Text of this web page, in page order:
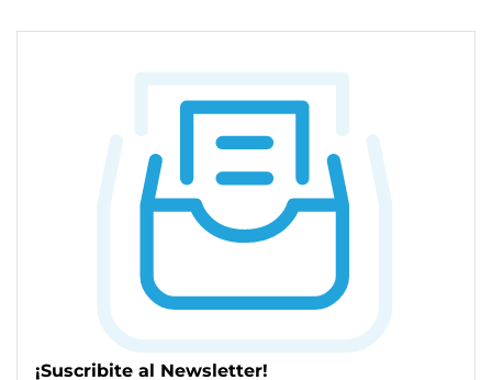
¡Suscribite al Newsletter!